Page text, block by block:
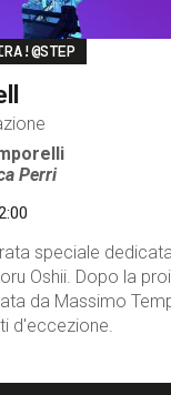
Perri
speciale
Oshii. Dopo la
da Massimo
d'eccezione.